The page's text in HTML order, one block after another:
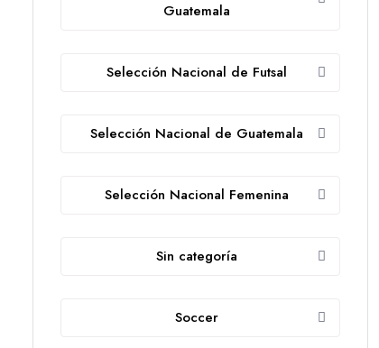
Guatemala
Selección Nacional de Futsal
Selección Nacional de Guatemala
Selección Nacional Femenina
Sin categoría
Soccer